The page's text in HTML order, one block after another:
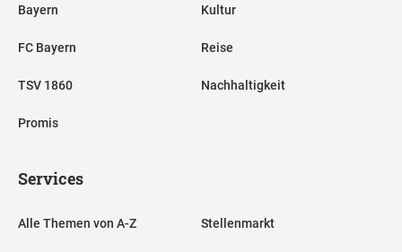
Bayern
FC Bayern
TSV 1860
Promis
Kultur
Reise
Nachhaltigkeit
Services
Alle Themen von A-Z Stellenmarkt